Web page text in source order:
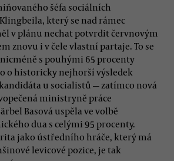
šéfa sociálních
který se nad rámec
v plánu nechat potvrdit červnovým
znovu i v čele vlastní partaje. To se
s pouhými 65 procenty
o historicky nejhorší výsledek
u socialistů — zatímco nová
ministryně práce
Basová uspěla ve volbě
dua s celými 95 procenty.
jako ústředního hráče, který má
levicové pozice, je tak